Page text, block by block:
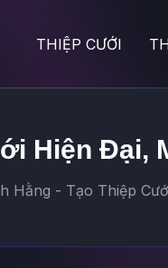
THIỆP CƯỚI
Hiện Đại,
Hằng - Tạo Thiệp